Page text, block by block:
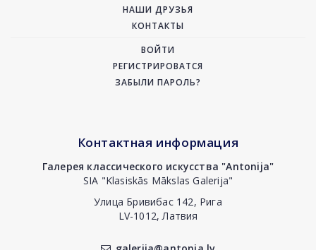
НАШИ ДРУЗЬЯ
КОНТАКТЫ
ВОЙТИ
РЕГИСТРИРОВАТСЯ
ЗАБЫЛИ ПАРОЛЬ?
Контактная информация
Галерея классического искусства "Antonija"
SIA "Klasiskās Mākslas Galerija"
Улица Бривибас 142, Рига
LV-1012, Латвия